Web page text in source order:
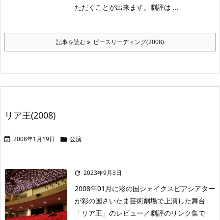
ただくことが出来ます。劇評は ...
記事を読む ピースリーディング(2008)
リア王(2008)
 2008年1月19日  公演
 2023年9月3日
2008年01月に彩の国シェイクスピアシアター
が彩の国さいたま芸術劇場で上演した舞台
「リア王」のレビュー／劇評のリンク集で